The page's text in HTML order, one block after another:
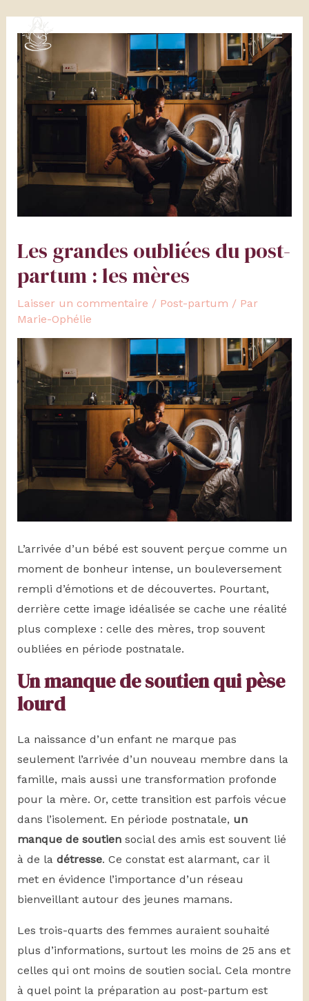
contenu
Les grandes oubliées du post-
partum : les mères
Laisser un commentaire / Post-partum / Par
Marie-Ophélie
L’arrivée d’un bébé est souvent perçue comme un
moment de bonheur intense, un bouleversement
rempli d’émotions et de découvertes. Pourtant,
derrière cette image idéalisée se cache une réalité
plus complexe : celle des mères, trop souvent
oubliées en période postnatale.
Un manque de soutien qui pèse
lourd
La naissance d’un enfant ne marque pas
seulement l’arrivée d’un nouveau membre dans la
famille, mais aussi une transformation profonde
pour la mère. Or, cette transition est parfois vécue
dans l’isolement. En période postnatale, un
manque de soutiensocial des amis est souvent lié
à de la détresse. Ce constat est alarmant, car il
met en évidence l’importance d’un réseau
bienveillant autour des jeunes mamans.
Les trois-quarts des femmes auraient souhaité
plus d’informations, surtout les moins de 25 ans et
celles qui ont moins de soutien social. Cela montre
à quel point la préparation au post-partum est
de
l’article